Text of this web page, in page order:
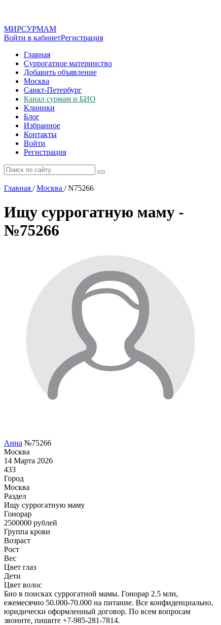
МИРСУРМАМ
Войти в кабинетРегистрация
Главная
Суррогатное материнство
Добавить объявление
Москва
Санкт-Петербург
Канал сурмам и БИО
Клиники
Блог
Избранное
Контакты
Войти
Регистрация
Главная / Москва /N75266
Ищу суррогатную маму -
№75266
Анна №75266
Москва
14 Марта 2026
433
Город
Москва
Раздел
Ищу суррогатную маму
Гонoрар
2500000 рублей
Группа крови
Возраст
Рост
Вес
Цвет глаз
Дети
Цвет волос
Био в поисках суррогатной мамы. Гонорар 2.5 млн,
ежемесячно 50.000-70.000 на питание. Все конфиденциально,
юридически оформленный договор. По всем вопросам
звоните, пишите +7-985-281-7814.